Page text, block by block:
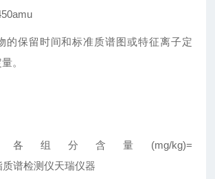
的保留时间和标准质谱图或特征离子定
。
组分含量(mg/kg)=